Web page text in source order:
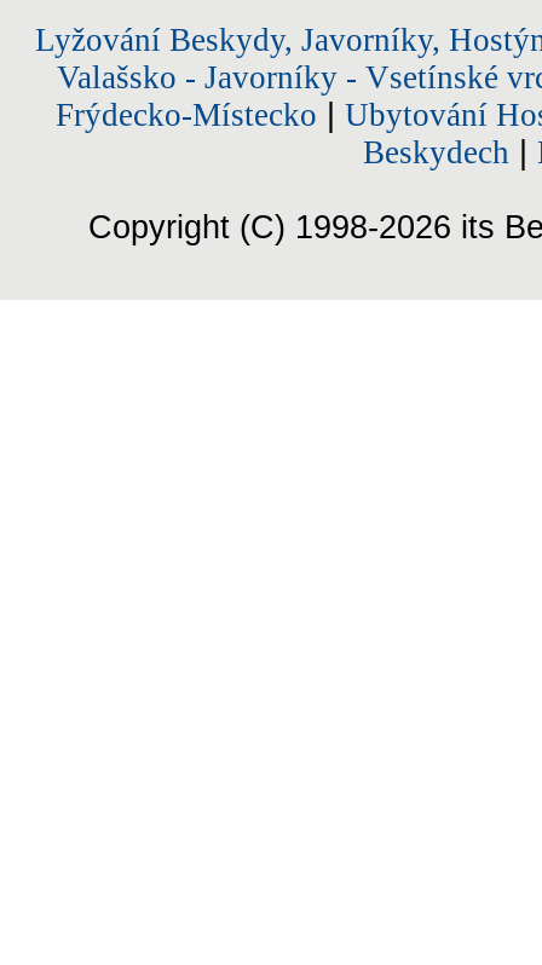
Lyžování Beskydy, Javorníky,
Valašsko - Javorníky - Vsetínské
Frýdecko-Místecko
Ubytování
Beskydech
Copyright (C) 1998-2026 its